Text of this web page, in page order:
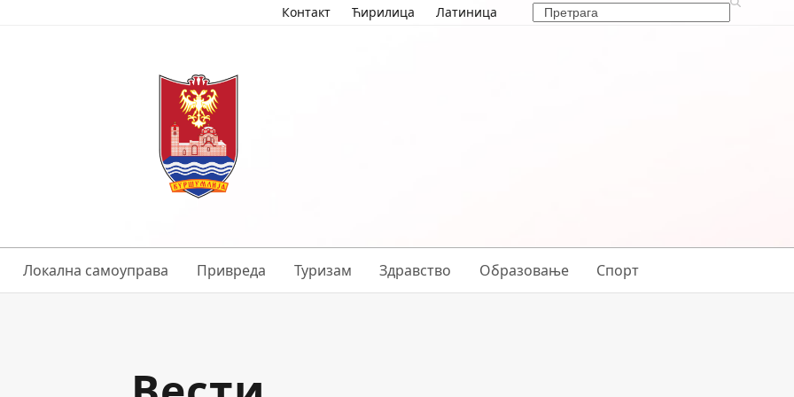
Контакт Ћирилица Латиница Search
Локална самоуправа Привреда Туризам Здравство Образовање Спорт